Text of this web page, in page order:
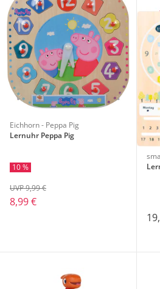
Eichhorn - Peppa Pig
Lernuhr Peppa Pig
10 %
8,99 €
UVP 9,99 €